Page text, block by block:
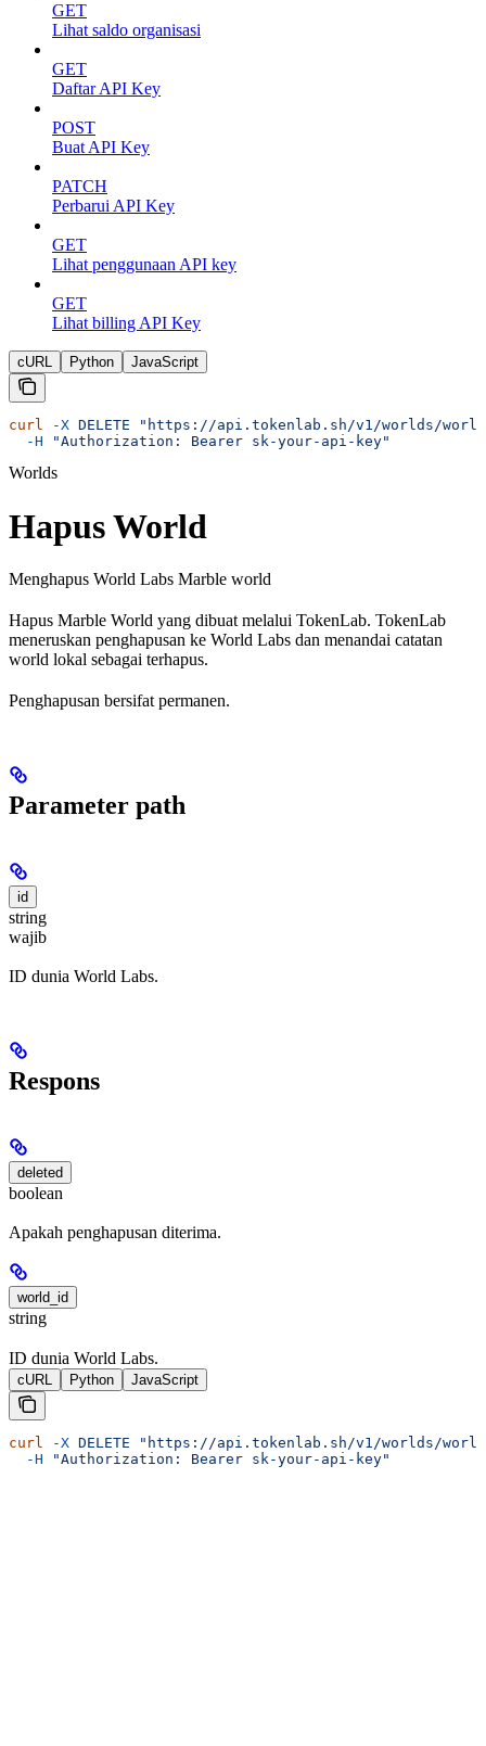
GET
Lihat saldo organisasi
GET
Daftar API Key
POST
Buat API Key
PATCH
Perbarui API Key
GET
Lihat penggunaan API key
GET
Lihat billing API Key
cURL Python JavaScript
curl -X DELETE "https://api.tokenlab.sh/v1/worlds/
  -H
"Authorization: Bearer sk-your-api-key"
Worlds
Hapus World
Menghapus World Labs Marble world
Hapus Marble World yang dibuat melalui TokenLab. TokenLab
meneruskan penghapusan ke World Labs dan menandai catatan
world lokal sebagai terhapus.
Penghapusan bersifat permanen.
Parameter path
id
string
wajib
ID dunia World Labs.
Respons
deleted
boolean
Apakah penghapusan diterima.
world_id
string
ID dunia World Labs.
cURL Python JavaScript
curl -X DELETE "https://api.tokenlab.sh/v1/worlds/
  -H
"Authorization: Bearer sk-your-api-key"